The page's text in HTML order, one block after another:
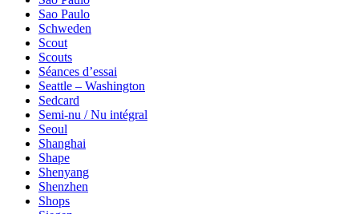
Sao Paulo
Schweden
Scout
Scouts
Séances d’essai
Seattle – Washington
Sedcard
Semi-nu / Nu intégral
Seoul
Shanghai
Shape
Shenyang
Shenzhen
Shops